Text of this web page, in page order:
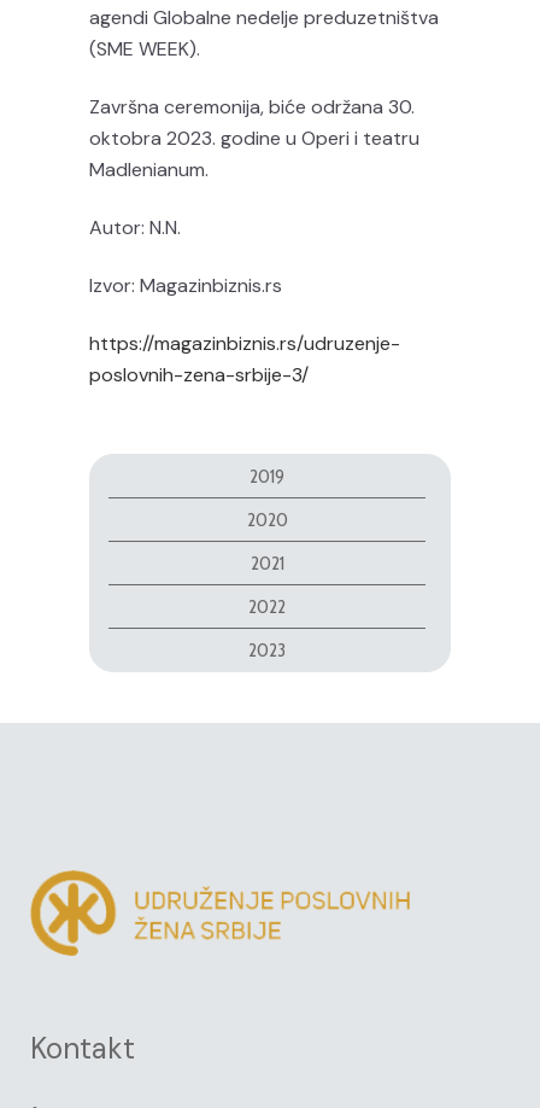
agendi Globalne nedelje preduzetništva
(SME WEEK).
Završna ceremonija, biće održana 30.
oktobra 2023. godine u Operi i teatru
Madlenianum.
Autor: N.N.
Izvor: Magazinbiznis.rs
https://magazinbiznis.rs/udruzenje-
poslovnih-zena-srbije-3/
2019
2020
2021
2022
2023
Kontakt